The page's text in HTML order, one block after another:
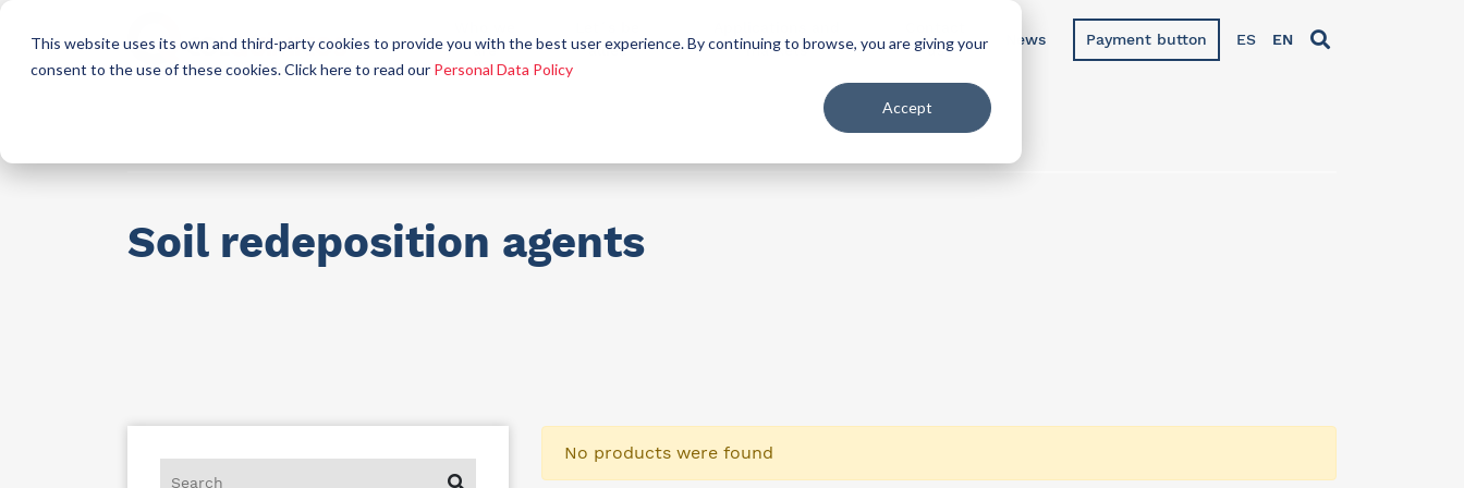
This website uses its own and third-party cookies to provide you with the best user experience. By continuing to browse, you are giving your
consent to the use of these cookies. Click here to read our Personal Data Policy
Accept
are
allies
markets
us
News Payment button ES EN
Soil redeposition agents
No products were found